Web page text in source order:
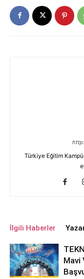
Türkiye Eğitim
İlgili Haberler
Mavi